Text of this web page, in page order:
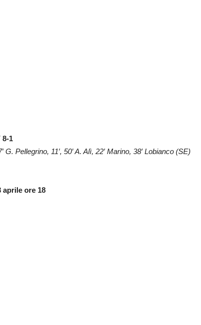
8-1
G. Pellegrino, 11′, 50′ A. Alì, 22′ Marino, 38′ Lobianco (SE)
aprile ore 18